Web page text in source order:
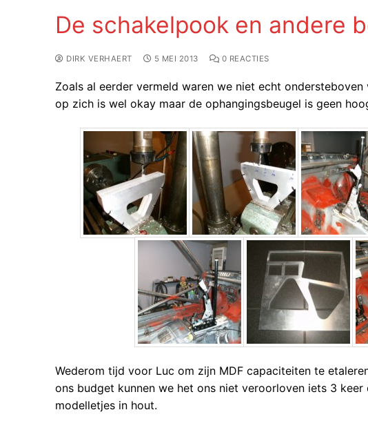
De schakelpook en andere
DIRK VERHAERT 5 MEI 2013 0 REACTIES
Zoals al eerder vermeld waren we niet echt
op zich is wel okay maar de ophangingsbeugel is geen
Wederom tijd voor Luc om zijn MDF capaciteiten te
ons budget kunnen we het ons niet veroorloven iets 3
modelletjes in hout.